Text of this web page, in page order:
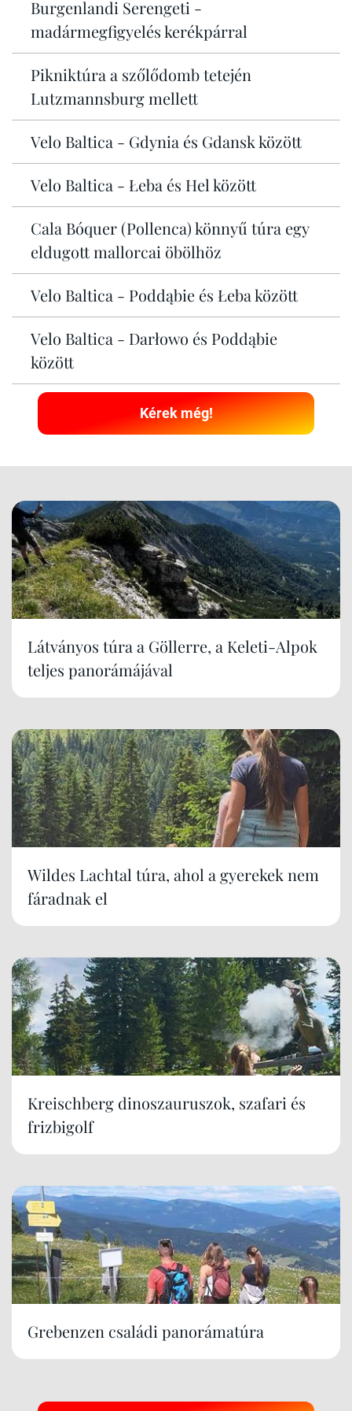
Burgenlandi Serengeti -
madármegfigyelés kerékpárral
Pikniktúra a szőlődomb tetején
Lutzmannsburg mellett
Velo Baltica - Gdynia és Gdansk között
Velo Baltica - Łeba és Hel között
Cala Bóquer (Pollenca) könnyű túra egy
eldugott mallorcai öbölhöz
Velo Baltica - Poddąbie és Łeba között
Velo Baltica - Darłowo és Poddąbie
között
Kérek még!
Látványos túra a Göllerre, a Keleti-Alpok
teljes panorámájával
Wildes Lachtal túra, ahol a gyerekek nem
fáradnak el
Kreischberg dinoszauruszok, szafari és
frizbigolf
Grebenzen családi panorámatúra